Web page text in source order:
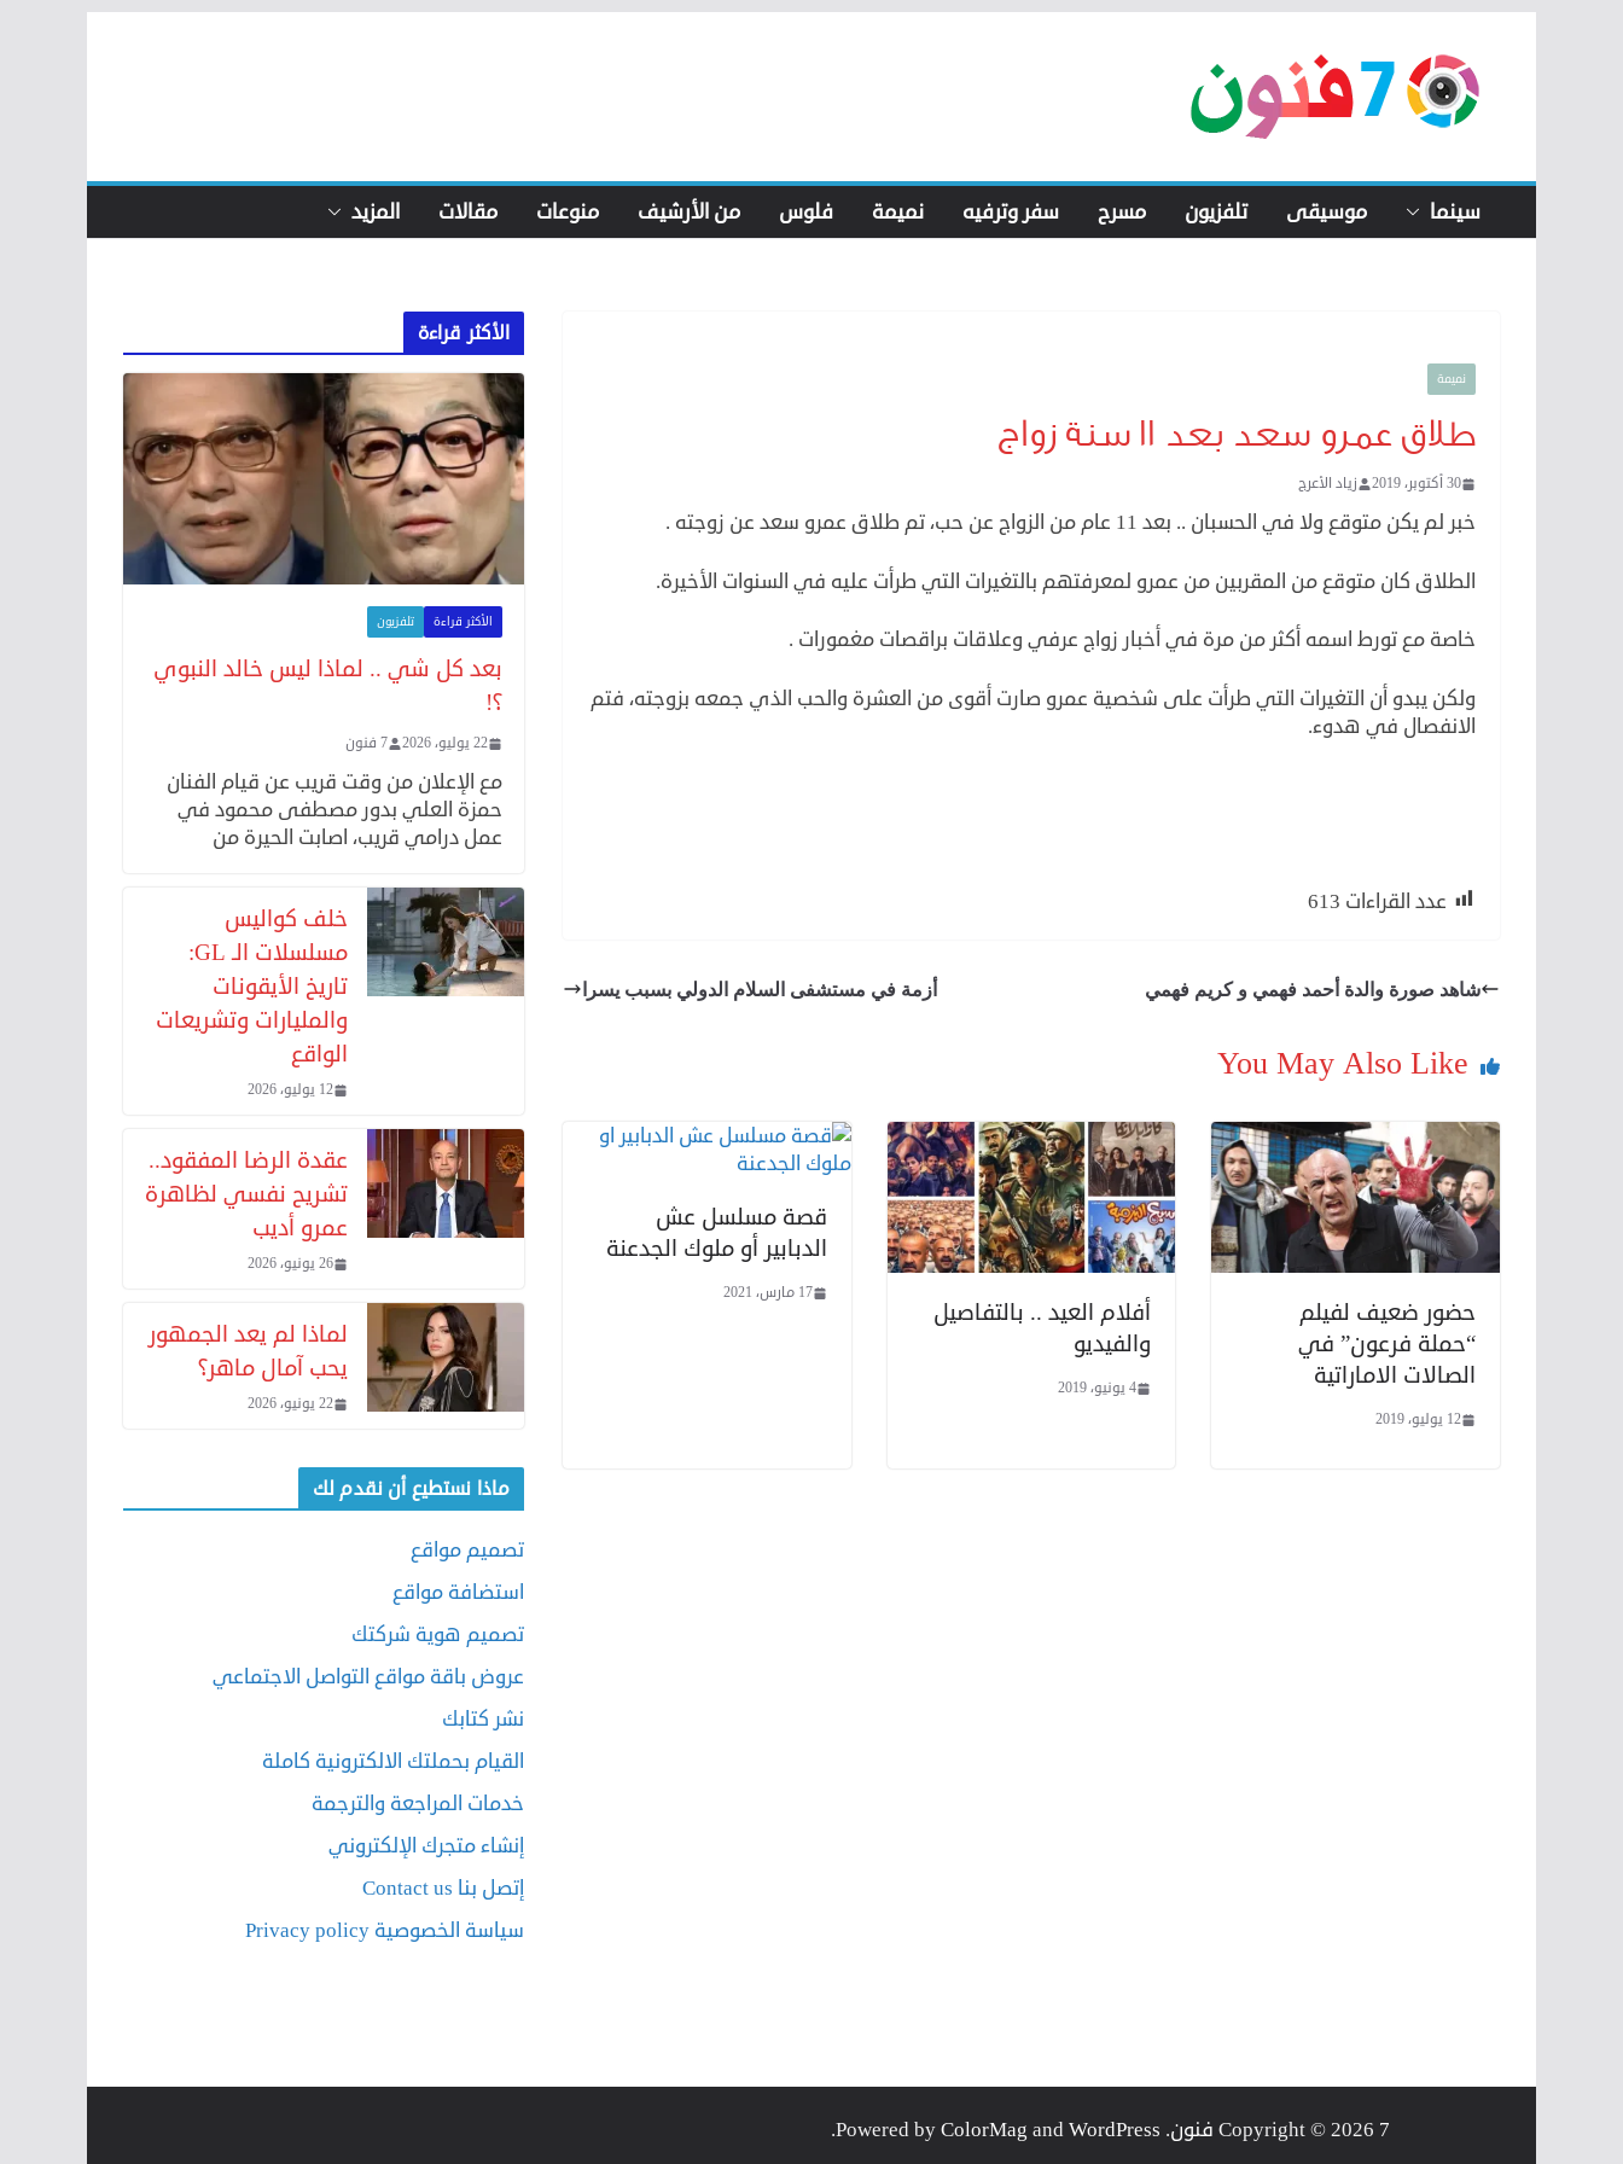
content
سينما موسيقى تلفزيون مسرح سفر وترفيه نميمة فلوس من الأرشيف منوعات مقالات المزيد
نميمة
طلاق عمرو سعد بعد ١١ سنة زواج
30 أكتوبر، 2019 زياد الأعرج
خبر لم يكن متوقع ولا في الحسبان .. بعد 11 عام من الزواج عن حب، تم طلاق عمرو سعد عن زوجته .
الطلاق كان متوقع من المقربين من عمرو لمعرفتهم بالتغيرات التي طرأت عليه في السنوات الأخيرة.
خاصة مع تورط اسمه أكثر من مرة في أخبار زواج عرفي وعلاقات براقصات مغمورات .
ولكن يبدو أن التغيرات التي طرأت على شخصية عمرو صارت أقوى من العشرة والحب الذي جمعه بزوجته، فتم
الانفصال في هدوء.
عدد القراءات 613
شاهد صورة والدة أحمد فهمي و كريم فهمي أزمة في مستشفى السلام الدولي بسبب يسرا
You May Also Like
حضور ضعيف لفيلم
“حملة فرعون” في
الصالات الاماراتية
12 يوليو، 2019
أفلام العيد .. بالتفاصيل
والفيديو
4 يونيو، 2019
قصة مسلسل عش
الدبابير أو ملوك الجدعنة
17 مارس، 2021
الأكثر قراءة
الأكثر قراءة تلفزيون
بعد كل شي .. لماذا ليس خالد النبوي
؟!
22 يوليو، 2026 7 فنون
مع الإعلان من وقت قريب عن قيام الفنان
حمزة العلي بدور مصطفى محمود في
عمل درامي قريب، اصابت الحيرة من
خلف كواليس
مسلسلات الـ GL:
تاريخ الأيقونات
والمليارات وتشريعات
الواقع
12 يوليو، 2026
عقدة الرضا المفقود..
تشريح نفسي لظاهرة
عمرو أديب
26 يونيو، 2026
لماذا لم يعد الجمهور
يحب آمال ماهر؟
22 يونيو، 2026
ماذا نستطيع أن نقدم لك
تصميم مواقع
استضافة مواقع
تصميم هوية شركتك
عروض باقة مواقع التواصل الاجتماعي
نشر كتابك
القيام بحملتك الالكترونية كاملة
خدمات المراجعة والترجمة
إنشاء متجرك الإلكتروني
إتصل بنا Contact us
سياسة الخصوصية Privacy policy
Copyright © 2026 7 فنون . Powered by
ColorMag andWordPress
.